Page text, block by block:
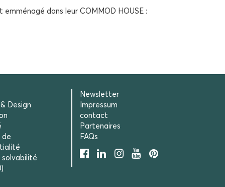
dans leur COMMOD HOUSE :
Design
de
solvabilité
Newsletter
Impressum
contact
Partenaires
FAQs